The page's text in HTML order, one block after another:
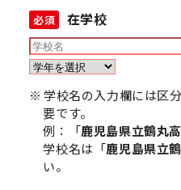
必須 在学校
学校名の入力欄には区
要です。
例：「鹿児島県立鶴丸
学校名は「鹿児島県立
い。